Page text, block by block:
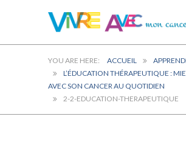
ACCUEIL
L’ÉDUCATION THÉRAPEUTIQUE :
AVEC SON CANCER AU QUOTIDIEN
2-2-EDUCATION-THERAPEUTIQUE